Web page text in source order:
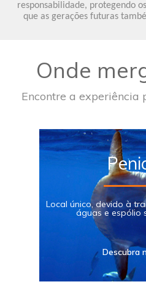
responsabilidade, protegendo
que as gerações futuras
Onde
Encontre a experiência
Local único, devido à
águas e espólio
Descubra